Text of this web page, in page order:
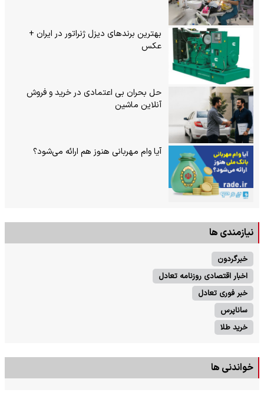
بهترین برندهای دیزل ژنراتور در ایران +
عکس
حل بحران بی‌ اعتمادی در خرید و فروش
آنلاین ماشین
آیا وام مهربانی هنوز هم ارائه می‌شود؟
نیازمندی ها
خبرگردون
اخبار اقتصادی روزنامه تعادل
خبر فوری تعادل
ساناپرس
خرید طلا
خواندنی ها